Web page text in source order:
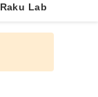
Raku Lab